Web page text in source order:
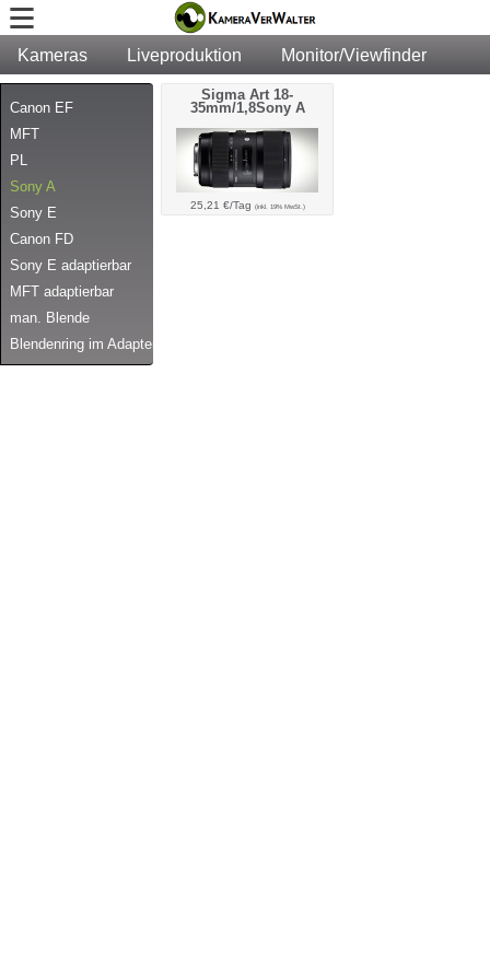
Kameras Liveproduktion Monitor/Viewfinder
Canon EF
MFT
PL
Sony A
Sony E
Canon FD
Sony E adaptierbar
MFT adaptierbar
man. Blende
Blendenring im Adapter
Sigma Art 18-
35mm/1,8Sony A
25,21 €/Tag (inkl. 19% MwSt.)